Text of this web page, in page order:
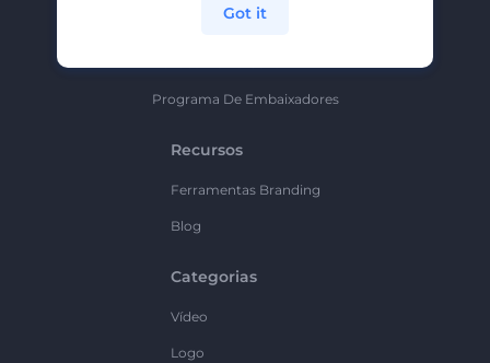
Programa De Embaixadores
Recursos
Ferramentas Branding
Blog
Categorias
Vídeo
Logo
Got it